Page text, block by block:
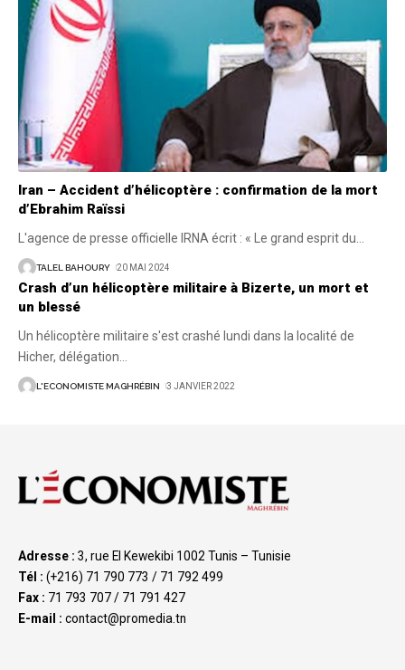
Iran – Accident d’hélicoptère : confirmation de la mort
d’Ebrahim Raïssi
L'agence de presse officielle IRNA écrit : « Le grand esprit du…
TALEL BAHOURY 20 MAI 2024
Crash d’un hélicoptère militaire à Bizerte, un mort et
un blessé
Un hélicoptère militaire s'est crashé lundi dans la localité de
Hicher, délégation…
L'ECONOMISTE MAGHRÉBIN 3 JANVIER 2022
Adresse : 3, rue El Kewekibi 1002 Tunis – Tunisie
Tél : (+216) 71 790 773 / 71 792 499
Fax : 71 793 707 / 71 791 427
E-mail : contact@promedia.tn